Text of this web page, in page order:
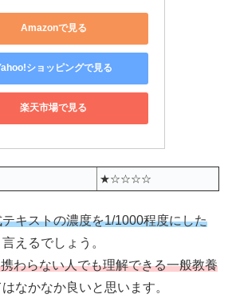
Amazonで見る
ショッピングで見る
楽天市場で見る
★☆☆☆☆
キストの濃度を1/1000程度にした
言えるでしょう。
わらない人でも理解できる一般教養
なかなか良いと思います。